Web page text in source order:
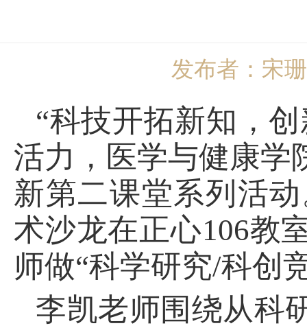
发布者：宋
“科技开拓新知，
活力，医学与健康学
新第二课堂系列活
术沙龙在正心106教
师做“科学研究/科创
李凯老师围绕从科